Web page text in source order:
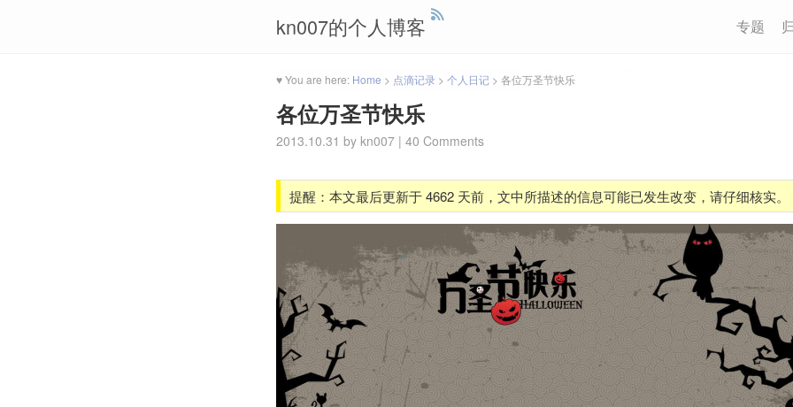
kn007的个人博客 专题
♥ You are here: Home > 点滴记录 > 个人日记 > 各位万圣节快乐
各位万圣节快乐
2013.10.31 by kn007 | 40 Comments
提醒：本文最后更新于 4662 天前，文中所描述的信息可能已发生改变，请仔细核实。